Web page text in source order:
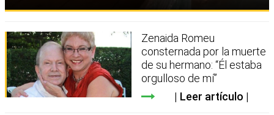
Zenaida Romeu
consternada por la muerte
de su hermano: “Él estaba
orgulloso de mí”
Leer artículo